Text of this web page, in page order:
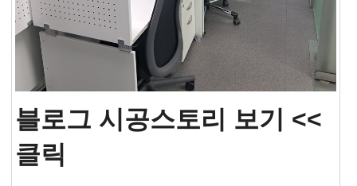
블로그 시공스토리 보기 <<
클릭